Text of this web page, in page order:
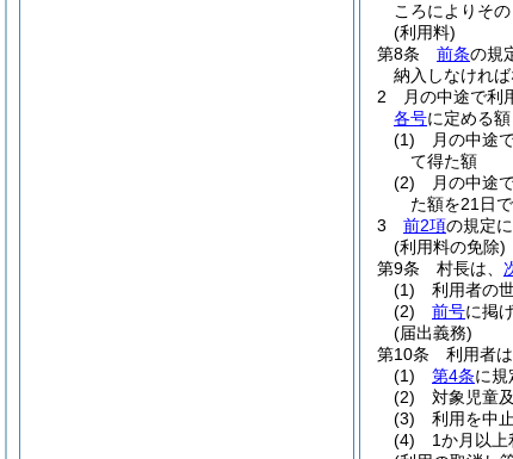
ころによりそ
(利用料)
第8条
前条の規
納入しなければ
2
月の中途で利
各号に定める
(1)
月の中途
て得た額
(2)
月の中途
た額を21日
3
前2項の規定
(利用料の免除)
第9条
村長は、
(1)
利用者の
(2)
前号に掲
(届出義務)
第10条
利用者は
(1)
第4条に規
(2)
対象児童
(3)
利用を中
(4)
1か月以上